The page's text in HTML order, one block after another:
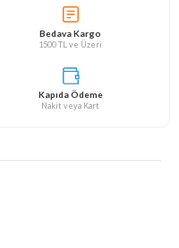
Bedava Kargo
1500 TL ve Üzeri
Kapıda Ödeme
Nakit veya Kart